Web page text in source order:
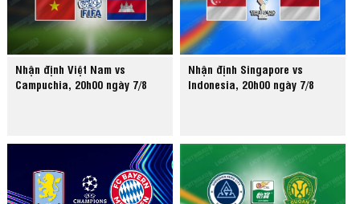
Nhận định Việt Nam vs
Campuchia, 20h00 ngày 7/8
Nhận định Singapore vs
Indonesia, 20h00 ngày 7/8